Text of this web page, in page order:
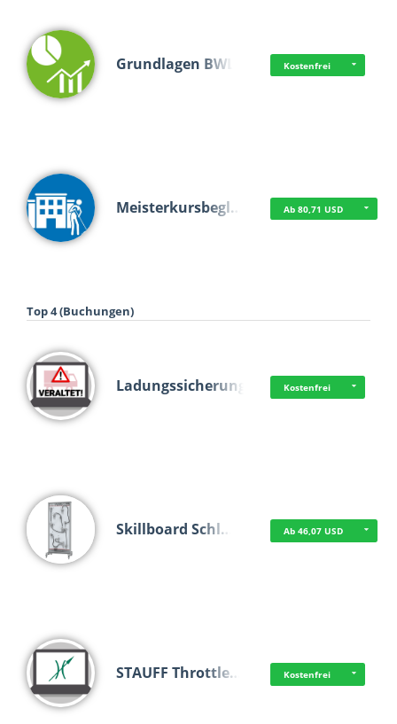
Grundlagen BWL Kostenfrei
Meisterkursbegl… Ab 80,71 USD
Top 4 (Buchungen)
Ladungssicherung Kostenfrei
Skillboard Schl… Ab 46,07 USD
STAUFF Throttle… Kostenfrei